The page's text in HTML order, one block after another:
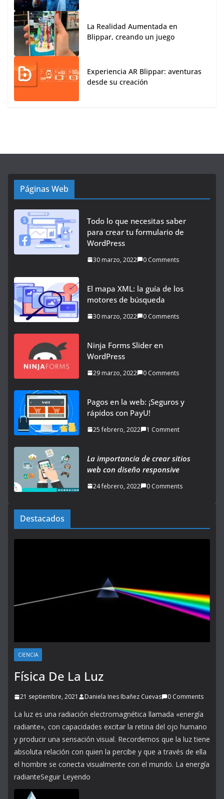
La Realidad Aumentada en
Blippar, creando un juego
Experiencia AR Blippar: aventuras
desde su creación
Páginas Web
Todo lo que necesitas saber
para crear tu formulario de
WordPress
30 marzo, 2022 0 Comments
El mapa XML: la guía de los
motores de búsqueda
30 marzo, 2022 0 Comments
Ninja Forms Slider en
WordPress
29 marzo, 2022 0 Comments
Pagos en la web: ¡Seguros y
rápidos con PayU!
25 febrero, 2022 1 Comment
La importancia de crear sitios
web con diseño responsive
24 febrero, 2022 0 Comments
Destacados
CIENCIA
Física De La Luz
21 septiembre, 2021 Daniela Ines Ibañez Cuevas 0 Comments
La luz es una radiación electromagnética llamada «energía
radiante», con capacidades excitar la retina del ojo humano
y producir una sensación visual. Recordemos que la luz tiene
absoluta relación con quien la percibe y que a través de ella
el hombre se conecta visualmente con el mundo. La energía
radianteSeguir Leyendo